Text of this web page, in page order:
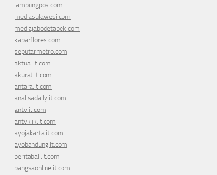
lampungpos.com
mediasulawesi.com
mediajabodetabek.com
kabarflores.com
seputarmetro.com
aktual.it.com
akurat.it.com
antara.it.com
analisadaily.it.com
antv.it.com
antvklik.it.com
ayojakarta.it.com
ayobandung.it.com
beritabali.it.com
bangsaonline.it.com